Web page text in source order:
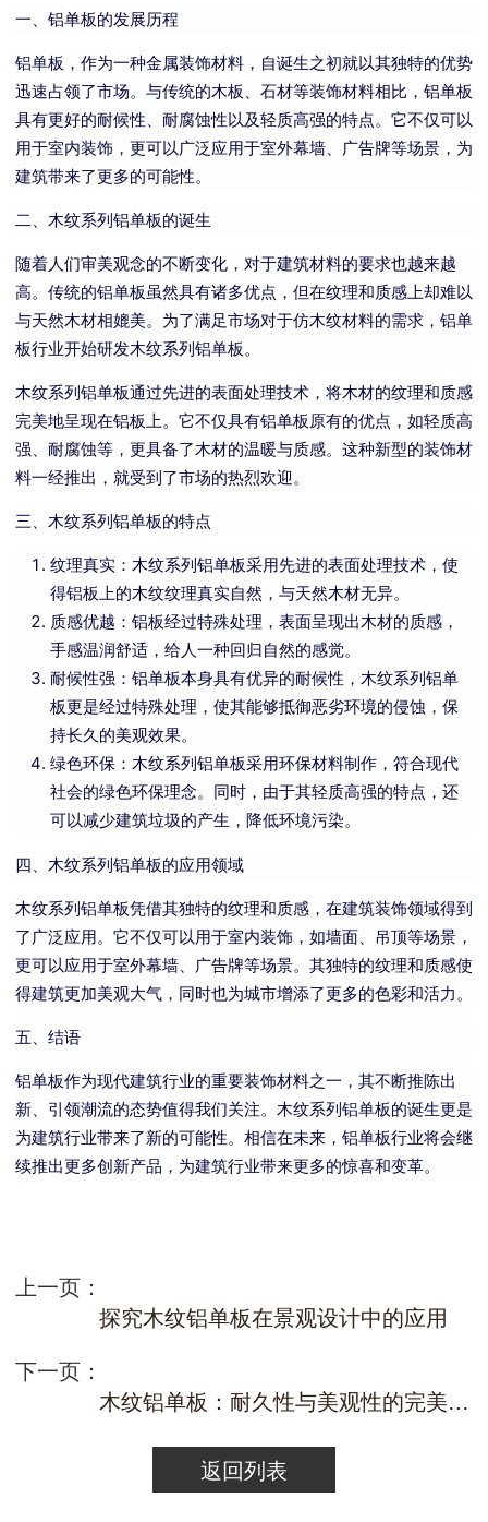
一、铝单板的发展历程
铝单板，作为一种金属装饰材料，自诞生之初就以其独特的优势
迅速占领了市场。与传统的木板、石材等装饰材料相比，铝单板
具有更好的耐候性、耐腐蚀性以及轻质高强的特点。它不仅可以
用于室内装饰，更可以广泛应用于室外幕墙、广告牌等场景，为
建筑带来了更多的可能性。
二、木纹系列铝单板的诞生
随着人们审美观念的不断变化，对于建筑材料的要求也越来越
高。传统的铝单板虽然具有诸多优点，但在纹理和质感上却难以
与天然木材相媲美。为了满足市场对于仿木纹材料的需求，铝单
板行业开始研发木纹系列铝单板。
木纹系列铝单板通过先进的表面处理技术，将木材的纹理和质感
完美地呈现在铝板上。它不仅具有铝单板原有的优点，如轻质高
强、耐腐蚀等，更具备了木材的温暖与质感。这种新型的装饰材
料一经推出，就受到了市场的热烈欢迎。
三、木纹系列铝单板的特点
纹理真实：木纹系列铝单板采用先进的表面处理技术，使
得铝板上的木纹纹理真实自然，与天然木材无异。
质感优越：铝板经过特殊处理，表面呈现出木材的质感，
手感温润舒适，给人一种回归自然的感觉。
耐候性强：铝单板本身具有优异的耐候性，木纹系列铝单
板更是经过特殊处理，使其能够抵御恶劣环境的侵蚀，保
持长久的美观效果。
绿色环保：木纹系列铝单板采用环保材料制作，符合现代
社会的绿色环保理念。同时，由于其轻质高强的特点，还
可以减少建筑垃圾的产生，降低环境污染。
四、木纹系列铝单板的应用领域
木纹系列铝单板凭借其独特的纹理和质感，在建筑装饰领域得到
了广泛应用。它不仅可以用于室内装饰，如墙面、吊顶等场景，
更可以应用于室外幕墙、广告牌等场景。其独特的纹理和质感使
得建筑更加美观大气，同时也为城市增添了更多的色彩和活力。
五、结语
铝单板作为现代建筑行业的重要装饰材料之一，其不断推陈出
新、引领潮流的态势值得我们关注。木纹系列铝单板的诞生更是
为建筑行业带来了新的可能性。相信在未来，铝单板行业将会继
续推出更多创新产品，为建筑行业带来更多的惊喜和变革。
上一页：
探究木纹铝单板在景观设计中的应用
下一页：
木纹铝单板：耐久性与美观性的完美结合
返回列表